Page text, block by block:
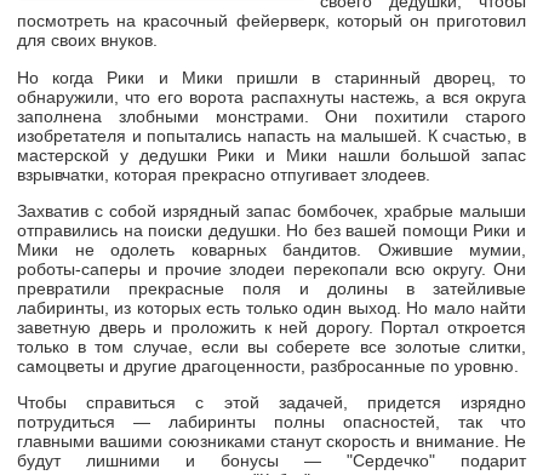
посмотреть на красочный фейерверк, который он приготовил
для своих внуков.
Но когда Рики и Мики пришли в старинный дворец, то
обнаружили, что его ворота распахнуты настежь, а вся округа
заполнена злобными монстрами. Они похитили старого
изобретателя и попытались напасть на малышей. К счастью, в
мастерской у дедушки Рики и Мики нашли большой запас
взрывчатки, которая прекрасно отпугивает злодеев.
Захватив с собой изрядный запас бомбочек, храбрые малыши
отправились на поиски дедушки. Но без вашей помощи Рики и
Мики не одолеть коварных бандитов. Ожившие мумии,
роботы-саперы и прочие злодеи перекопали всю округу. Они
превратили прекрасные поля и долины в затейливые
лабиринты, из которых есть только один выход. Но мало найти
заветную дверь и проложить к ней дорогу. Портал откроется
только в том случае, если вы соберете все золотые слитки,
самоцветы и другие драгоценности, разбросанные по уровню.
Чтобы справиться с этой задачей, придется изрядно
потрудиться — лабиринты полны опасностей, так что
главными вашими союзниками станут скорость и внимание. Не
будут лишними и бонусы — "Сердечко" подарит